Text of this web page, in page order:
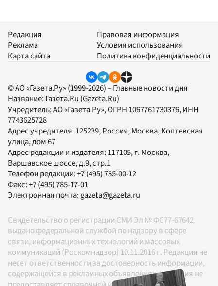
Редакция
Реклама
Карта сайта
Правовая информация
Условия использования
Политика конфиденциальности
© АО «Газета.Ру» (1999-2026) – Главные новости дня
Название: Газета.Ru (Gazeta.Ru)
Учредитель:АО «Газета.Ру», ОГРН 1067761730376, ИНН
7743625728
Адрес учредителя: 125239, Россия, Москва, Коптевская
улица, дом 67
Адрес редакции и издателя: 117105, г. Москва,
Варшавское шоссе, д.9, стр.1
Телефон редакции:+7 (495) 785-00-12
Факс:+7 (495) 785-17-01
Электронная почта:gazeta@gazeta.ru
Свидетельство о регистрации СМИ Эл № ФС77-67642
выдано федеральной службой по надзору в сфере
связи, информационных технологий и массовых
коммуникаций (Роскомнадзор) 10.11.2016 г. Редакция не
несет ответственности за достоверность информации,
содержащейся в рекламных объявлениях. Редакция не